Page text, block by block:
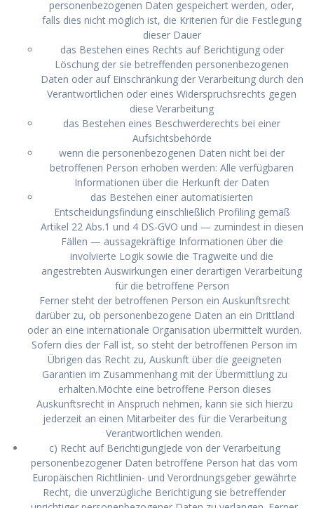
personenbezogenen Daten gespeichert werden, oder,
falls dies nicht möglich ist, die Kriterien für die Festlegung
dieser Dauer
das Bestehen eines Rechts auf Berichtigung oder
Löschung der sie betreffenden personenbezogenen
Daten oder auf Einschränkung der Verarbeitung durch den
Verantwortlichen oder eines Widerspruchsrechts gegen
diese Verarbeitung
das Bestehen eines Beschwerderechts bei einer
Aufsichtsbehörde
wenn die personenbezogenen Daten nicht bei der
betroffenen Person erhoben werden: Alle verfügbaren
Informationen über die Herkunft der Daten
das Bestehen einer automatisierten
Entscheidungsfindung einschließlich Profiling gemäß
Artikel 22 Abs.1 und 4 DS-GVO und — zumindest in diesen
Fällen — aussagekräftige Informationen über die
involvierte Logik sowie die Tragweite und die
angestrebten Auswirkungen einer derartigen Verarbeitung
für die betroffene Person
Ferner steht der betroffenen Person ein Auskunftsrecht
darüber zu, ob personenbezogene Daten an ein Drittland
oder an eine internationale Organisation übermittelt wurden.
Sofern dies der Fall ist, so steht der betroffenen Person im
Übrigen das Recht zu, Auskunft über die geeigneten
Garantien im Zusammenhang mit der Übermittlung zu
erhalten.Möchte eine betroffene Person dieses
Auskunftsrecht in Anspruch nehmen, kann sie sich hierzu
jederzeit an einen Mitarbeiter des für die Verarbeitung
Verantwortlichen wenden.
c) Recht auf BerichtigungJede von der Verarbeitung
personenbezogener Daten betroffene Person hat das vom
Europäischen Richtlinien- und Verordnungsgeber gewährte
Recht, die unverzügliche Berichtigung sie betreffender